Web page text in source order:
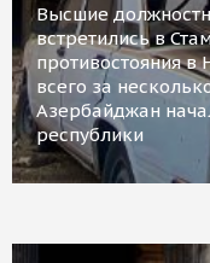
Высшие
встретились в
противостояния в
всего за
Азербайджан
республики